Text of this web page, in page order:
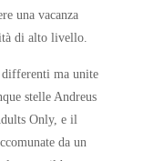
una vacanza
di alto livello.
ma unite
stelle Andreus
Only, e il
da un